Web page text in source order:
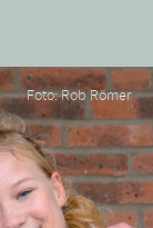
Foto: Rob Römer